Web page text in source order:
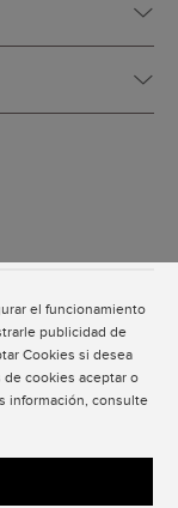
el funcionamiento
publicidad de
Cookies si desea
cookies aceptar o
información, consulte